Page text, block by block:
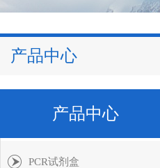
产品中心
产品中心
PCR试剂盒